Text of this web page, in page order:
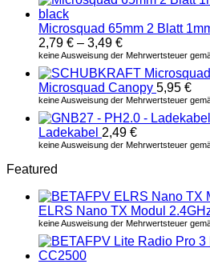
Microsquad 65mm 2 Blatt
2,79 € – 3,49 €
keine Ausweisung der Mehrwertsteuer
Microsquad Canopy 5,95 €
keine Ausweisung der Mehrwertsteuer
Ladekabel 2,49 €
keine Ausweisung der Mehrwertsteuer
Featured
ELRS Nano TX Modul
keine Ausweisung der Mehrwertsteuer